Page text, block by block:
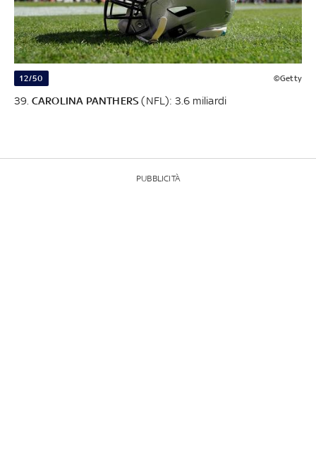
12/50 ©Getty
39. CAROLINA PANTHERS(NFL): 3.6 miliardi
PUBBLICITÀ